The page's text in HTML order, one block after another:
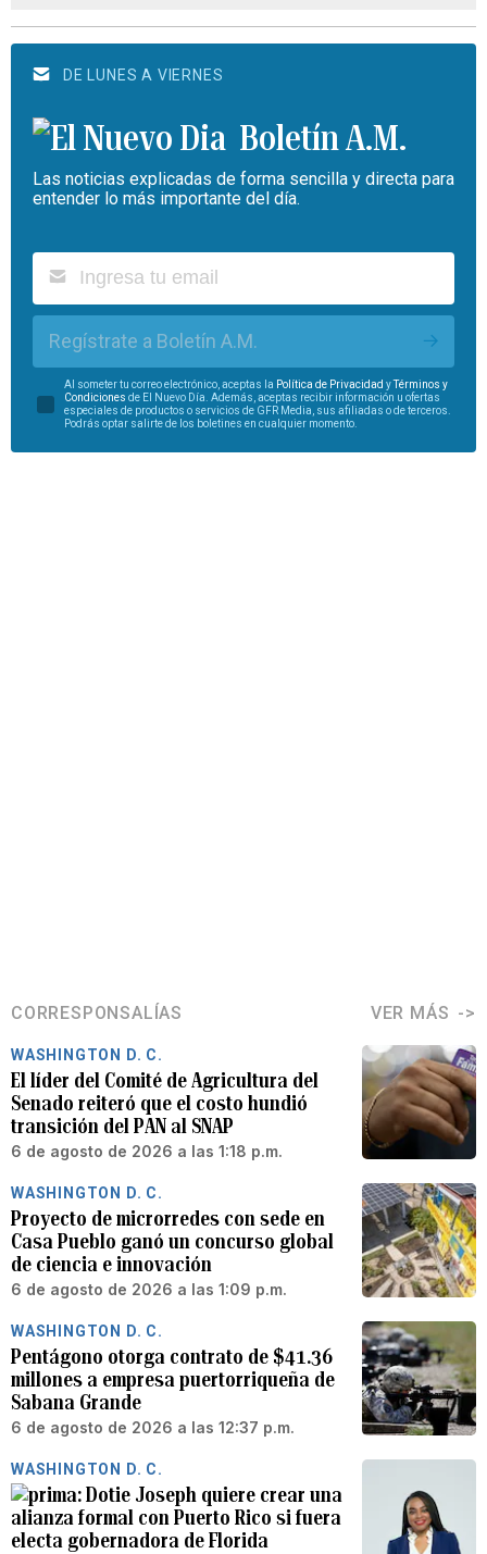
DE LUNES A VIERNES
Boletín A.M.
Las noticias explicadas de forma sencilla y directa para
entender lo más importante del día.
Regístrate a Boletín A.M.
Al someter tu correo electrónico, aceptas la Política de Privacidad yTérminos y
Condiciones de El Nuevo Día. Además, aceptas recibir información u ofertas
especiales de productos o servicios de GFR Media, sus afiliadas o de terceros.
Podrás optar salirte de los boletines en cualquier momento.
CORRESPONSALÍAS VER MÁS
WASHINGTON D. C.
El líder del Comité de Agricultura del
Senado reiteró que el costo hundió
transición del PAN al SNAP
6 de agosto de 2026 a las 1:18 p.m.
WASHINGTON D. C.
Proyecto de microrredes con sede en
Casa Pueblo ganó un concurso global
de ciencia e innovación
6 de agosto de 2026 a las 1:09 p.m.
WASHINGTON D. C.
Pentágono otorga contrato de $41.36
millones a empresa puertorriqueña de
Sabana Grande
6 de agosto de 2026 a las 12:37 p.m.
WASHINGTON D. C.
Dotie Joseph quiere crear una
alianza formal con Puerto Rico si fuera
electa gobernadora de Florida